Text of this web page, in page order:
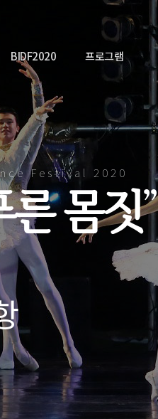
BIDF2020 프로그램
Festival 2020
른 몸짓”